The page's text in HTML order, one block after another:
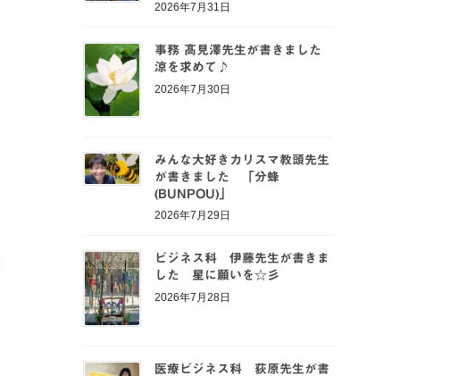
2026年7月31日
事務 髙見澤先生が書きました
涼を求めて♪
2026年7月30日
みんな大好きカリスマ教頭先生
が書きました 「分蜂
(BUNPOU)」
2026年7月29日
ビジネス科 伊藤先生が書きま
した 星に願いを☆彡
2026年7月28日
医療ビジネス科 荻原先生が書